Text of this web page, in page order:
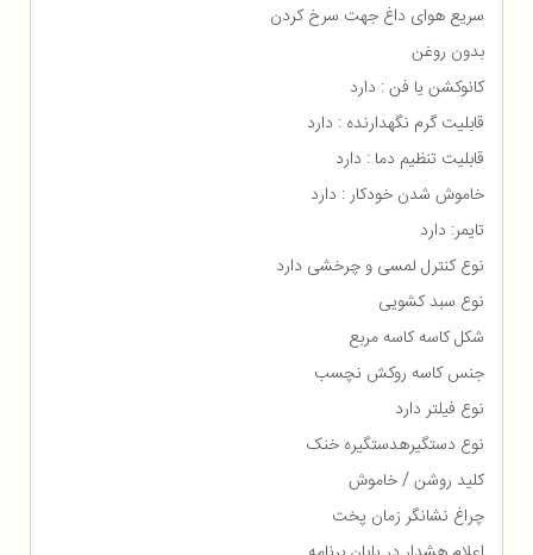
سریع هوای داغ جهت سرخ کردن
بدون روغن
کانوکشن یا فن : دارد
قابلیت گرم نگهدارنده : دارد
قابلیت تنظیم دما : دارد
خاموش شدن خودکار : دارد
تایمر: دارد
نوع کنترل لمسی و چرخشی دارد
نوع سبد کشویی
شکل کاسه کاسه مربع
جنس کاسه روکش نچسب
نوع فیلتر دارد
نوع دستگیرهدستگیره خنک
کلید روشن / خاموش
چراغ نشانگر زمان پخت